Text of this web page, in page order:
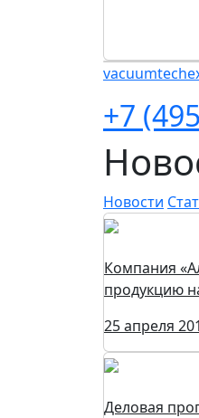
+7
Новости
Компания
продукцию
25 апреля
Деловая